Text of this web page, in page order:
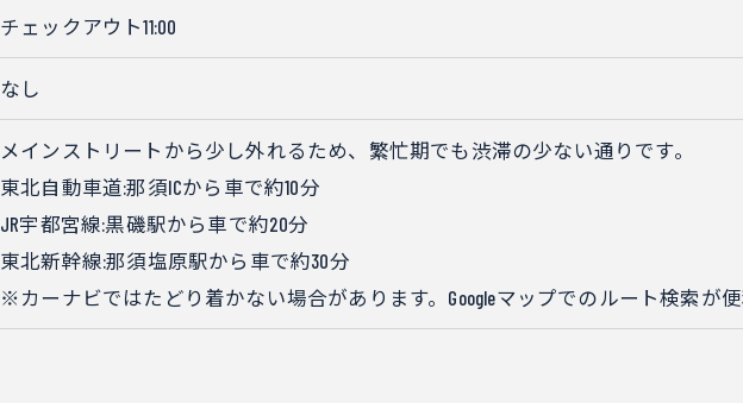
チェックアウト11:00
なし
メインストリートから少し外れるため、繁忙期でも渋滞の少ない通りです。
東北自動車道:那須ICから車で約10分
JR宇都宮線:黒磯駅から車で約20分
東北新幹線:那須塩原駅から車で約30分
※カーナビではたどり着かない場合があります。Googleマップでのルート検索が便